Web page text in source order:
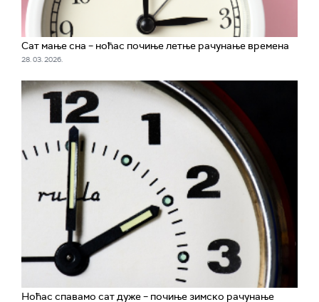
Сат мање сна – ноћас почиње летње рачунање времена
28. 03. 2026.
Ноћас спавамо сат дуже – почиње зимско рачунање